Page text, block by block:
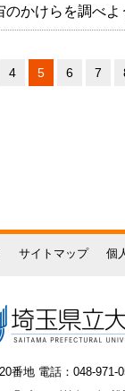
かけらを調べ
4 5 6 7
サイトマップ 個
番地 電話：048-971-